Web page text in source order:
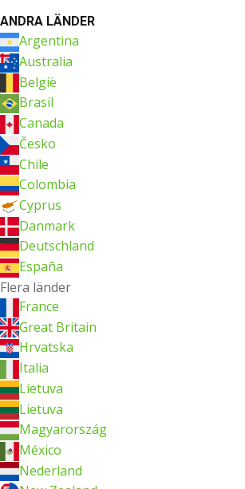
ANDRA LÄNDER
Argentina
Australia
België
Brasil
Canada
Česko
Chile
Colombia
Cyprus
Danmark
Deutschland
España
Flera länder
France
Great Britain
Hrvatska
Italia
Lietuva
Lietuva
Magyarország
México
Nederland